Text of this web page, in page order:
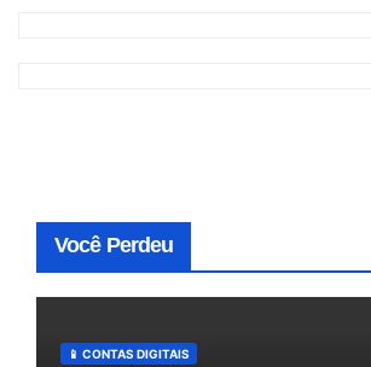
Você Perdeu
📱 CONTAS DIGITAIS